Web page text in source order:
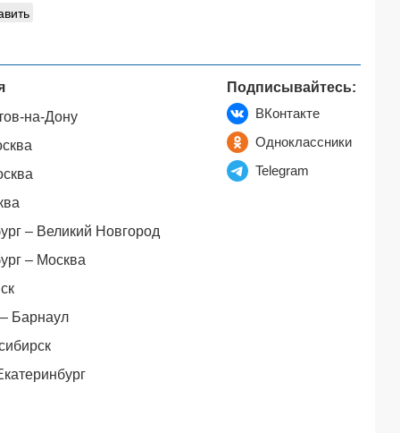
на-Дону
– Великий Новгород
– Москва
Барнаул
Подписывайтесь:
ВКонтакте
Одноклассники
Telegram